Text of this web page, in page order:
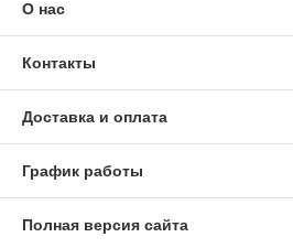
О нас
Контакты
Доставка и оплата
График работы
Полная версия сайта